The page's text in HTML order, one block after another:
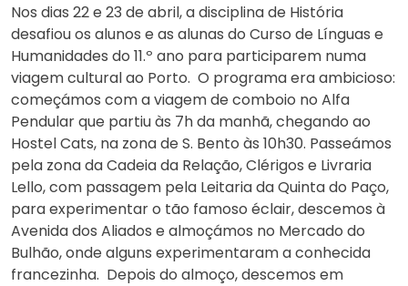
Nos dias 22 e 23 de abril, a disciplina de História
desafiou os alunos e as alunas do Curso de Línguas e
Humanidades do 11.º ano para participarem numa
viagem cultural ao Porto. O programa era ambicioso:
começámos com a viagem de comboio no Alfa
Pendular que partiu às 7h da manhã, chegando ao
Hostel Cats, na zona de S. Bento às 10h30. Passeámos
pela zona da Cadeia da Relação, Clérigos e Livraria
Lello, com passagem pela Leitaria da Quinta do Paço,
para experimentar o tão famoso éclair, descemos à
Avenida dos Aliados e almoçámos no Mercado do
Bulhão, onde alguns experimentaram a conhecida
francezinha. Depois do almoço, descemos em